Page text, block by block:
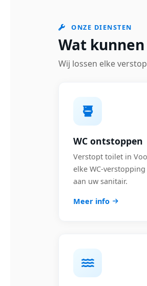
ONZE DIENSTEN
Wat
Wij lossen elke
WC ontstoppen
Verstopt toilet in
elke WC-
aan uw sanitair.
Meer info